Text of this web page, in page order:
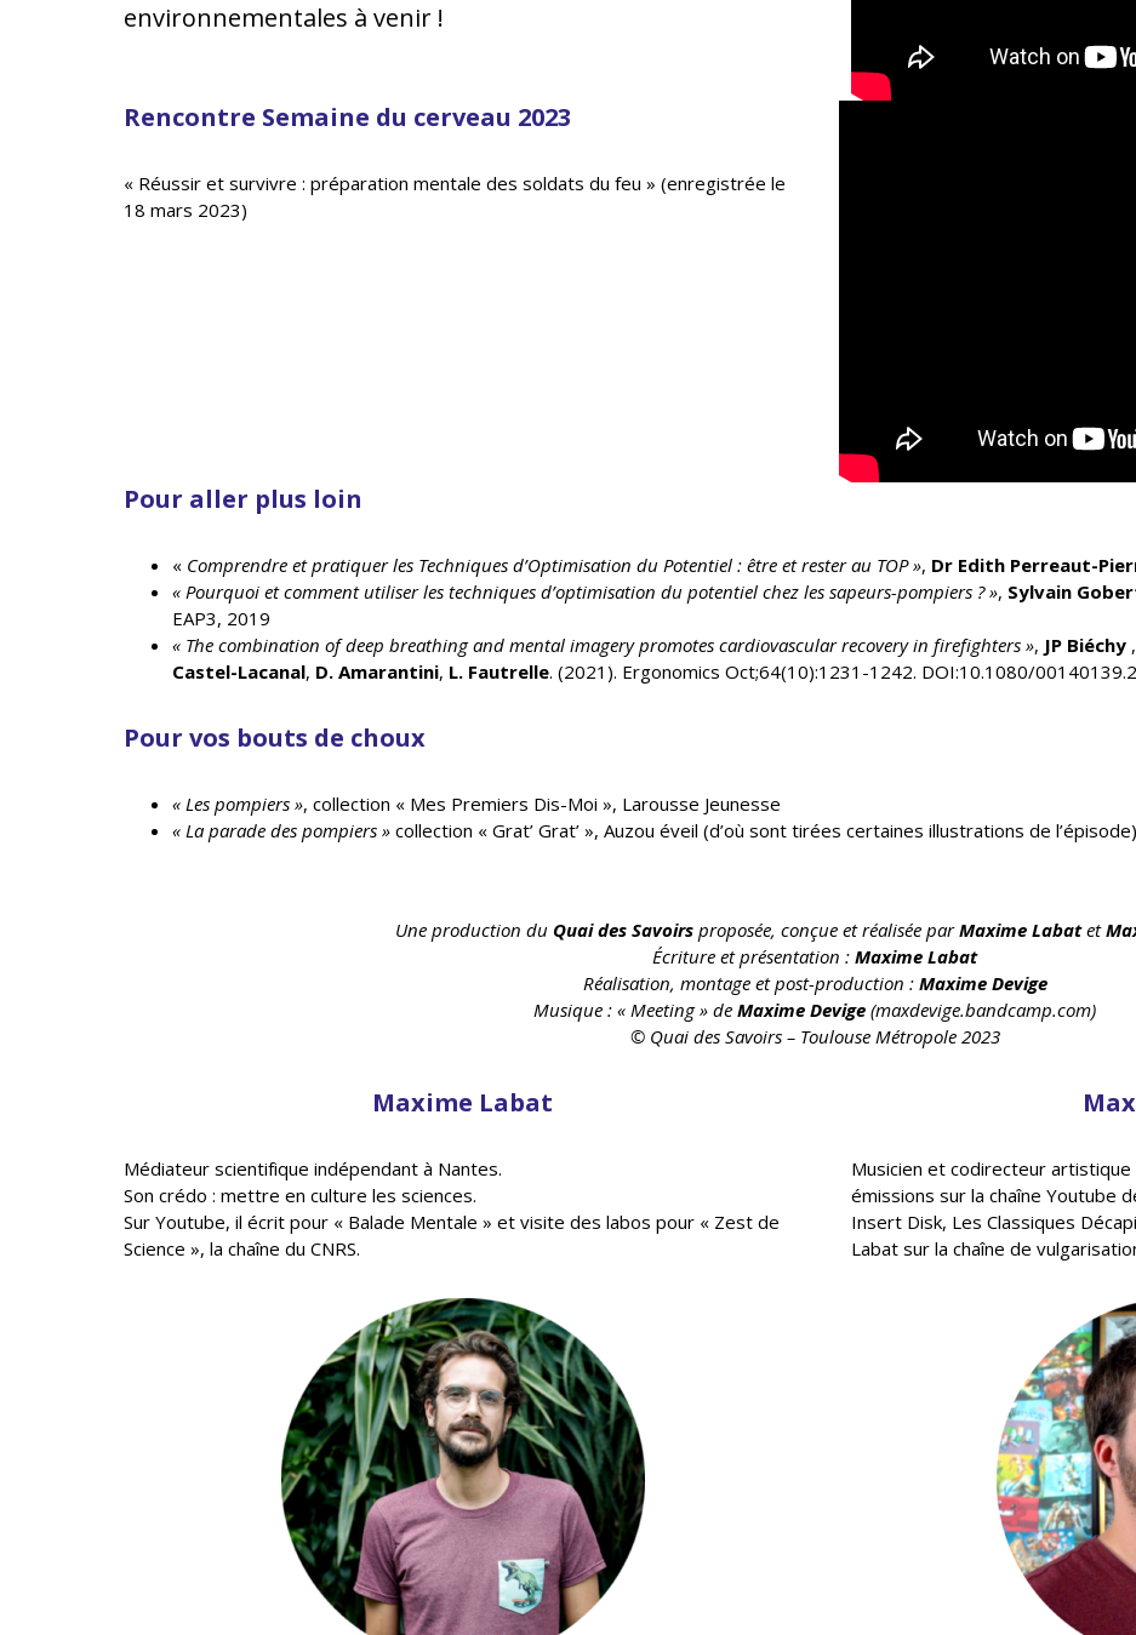
environnementales à venir !
Rencontre Semaine du cerveau 2023
« Réussir et survivre : préparation mentale des soldats du feu » (enregistrée le
18 mars 2023)
Pour aller plus loin
« Comprendre et pratiquer les Techniques d’Optimisation du Potentiel : être et rester au TOP », Dr Edith Perreaut-
« Pourquoi et comment utiliser les techniques d’optimisation du potentiel chez les sapeurs-pompiers ? », Sylvain
EAP3, 2019
« The combination of deep breathing and mental imagery promotes cardiovascular recovery in firefighters », JP Biéchy ,
Castel-Lacanal, D. Amarantini, L. Fautrelle. (2021). Ergonomics Oct;64(10):1231-1242. DOI:10.1080/
Pour vos bouts de choux
« Les pompiers », collection « Mes Premiers Dis-Moi », Larousse Jeunesse
« La parade des pompiers » collection « Grat’ Grat’ », Auzou éveil (d’où sont tirées certaines illustrations de l’épisode)
Une production du Quai des Savoirs proposée, conçue et réalisée parMaxime Labatet
Écriture et présentation : Maxime Labat
Réalisation, montage et post-production : Maxime Devige
Musique : « Meeting » de Maxime Devige (maxdevige.bandcamp.com)
© Quai des Savoirs – Toulouse Métropole 2023
Maxime Labat
Médiateur scientifique indépendant à Nantes.
Son crédo : mettre en culture les sciences.
Sur Youtube, il écrit pour « Balade Mentale » et visite des labos pour « Zest de
Science », la chaîne du CNRS.
Musicien et codirecteur artistique
émissions sur la chaîne Youtube
Insert Disk, Les Classiques
Labat sur la chaîne de